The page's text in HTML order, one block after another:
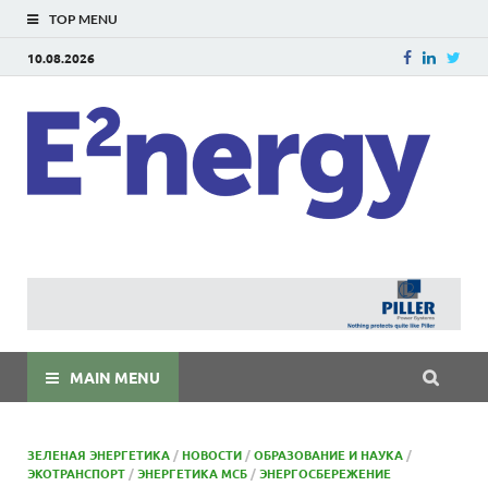
TOP MENU
10.08.2026
MAIN MENU
ЗЕЛЕНАЯ ЭНЕРГЕТИКА /НОВОСТИ /ОБРАЗОВАНИЕ И НАУКА /
ЭКОТРАНСПОРТ /ЭНЕРГЕТИКА МСБ /ЭНЕРГОСБЕРЕЖЕНИЕ